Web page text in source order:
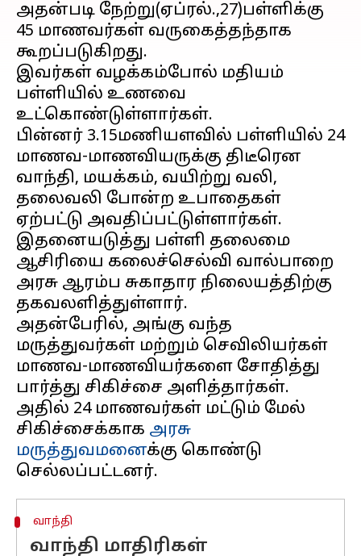
அதன்படி நேற்று(ஏப்ரல்.,27)பள்ளிக்கு
45 மாணவர்கள் வருகைத்தந்தாக
கூறப்படுகிறது.
இவர்கள் வழக்கம்போல் மதியம்
பள்ளியில் உணவை
உட்கொண்டுள்ளார்கள்.
பின்னர் 3.15மணியளவில் பள்ளியில் 24
மாணவ-மாணவியருக்கு திடீரென
வாந்தி, மயக்கம், வயிற்று வலி,
தலைவலி போன்ற உபாதைகள்
ஏற்பட்டு அவதிப்பட்டுள்ளார்கள்.
இதனையடுத்து பள்ளி தலைமை
ஆசிரியை கலைச்செல்வி வால்பாறை
அரசு ஆரம்ப சுகாதார நிலையத்திற்கு
தகவலளித்துள்ளார்.
அதன்பேரில், அங்கு வந்த
மருத்துவர்கள் மற்றும் செவிலியர்கள்
மாணவ-மாணவியர்களை சோதித்து
பார்த்து சிகிச்சை அளித்தார்கள்.
அதில் 24 மாணவர்கள் மட்டும் மேல்
சிகிச்சைக்காக அரசு
மருத்துவமனைக்கு கொண்டு
வாந்தி
வாந்தி மாதிரிகள்